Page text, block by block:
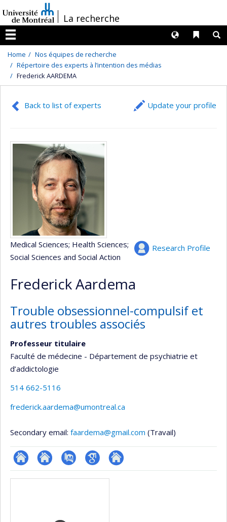
au
contenu
/La recherche
Menu
Liens
Langues
Home
Nos équipes de recherche
Répertoire des experts à l’intention des médias
Frederick AARDEMA
Back to list of experts Update your profile
Research Profile
Medical Sciences; Health Sciences;
Social Sciences and Social Action
Frederick Aardema
Trouble obsessionnel-compulsif et
autres troubles associés
Professeur titulaire
Faculté de médecine - Département de psychiatrie et
d’addictologie
514 662-5116
frederick.aardema@umontreal.ca
Secondary email: faardema@gmail.com (Travail)
ResearchGate
Site
PubMedGoogleAutre
Media